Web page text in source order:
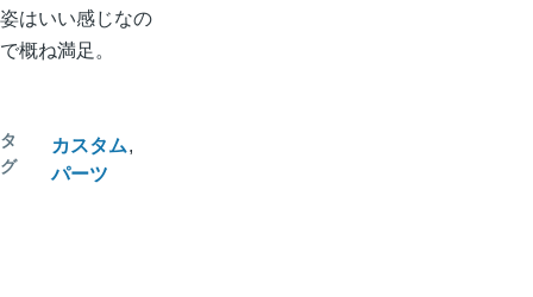
姿はいい感じなの
で概ね満足。
タ
グ
カスタム
パーツ